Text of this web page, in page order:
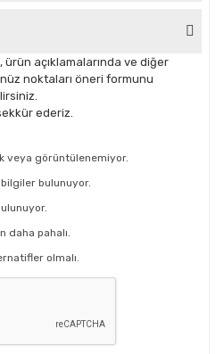
açıklamalarında ve diğer
noktaları öneri formunu
ederiz.
veya görüntülenemiyor.
bilgiler bulunuyor.
daha pahalı.
olmalı.